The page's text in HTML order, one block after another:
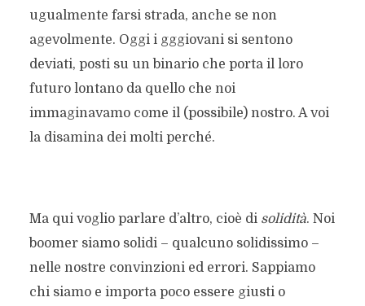
ugualmente farsi strada, anche se non
agevolmente. Oggi i gggiovani si sentono
deviati, posti su un binario che porta il loro
futuro lontano da quello che noi
immaginavamo come il (possibile) nostro. A voi
la disamina dei molti perché.
Ma qui voglio parlare d’altro, cioè di solidità. Noi
boomer siamo solidi – qualcuno solidissimo –
nelle nostre convinzioni ed errori. Sappiamo
chi siamo e importa poco essere giusti o